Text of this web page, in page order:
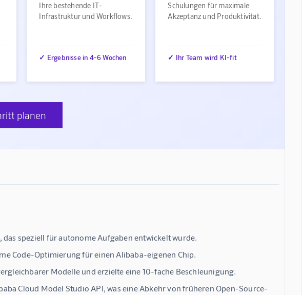
Ihre bestehende IT-
Infrastruktur und Workflows.
✓ Ergebnisse in 4-6 Wochen
Schulungen für maximale
Akzeptanz und Produktivität.
✓ Ihr Team wird KI-fit
planen
speziell für autonome Aufgaben entwickelt wurde.
Code-Optimierung für einen Alibaba-eigenen Chip.
Modelle und erzielte eine 10-fache Beschleunigung.
Cloud Model Studio API, was eine Abkehr von früheren Open-Source-